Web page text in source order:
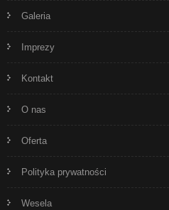
Galeria
Imprezy
Kontakt
O nas
Oferta
Polityka prywatności
Wesela